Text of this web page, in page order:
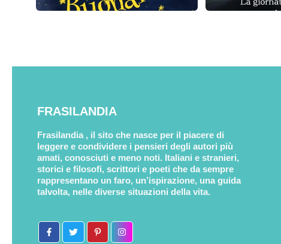
FRASILANDIA
Frasilandia , il sito che nasce per il piacere di
leggere e condividere i pensieri degli autori più
amati, conosciuti e meno noti. Italiani e stranieri,
storici e filosofi, scrittori e poeti che da sempre
rappresentano un faro, un’ispirazione, una guida
talvolta, nelle diverse situazioni della vita.